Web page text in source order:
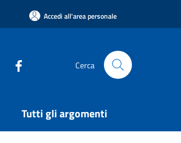
Accedi all'area personale
Cerca
Tutti gli argomenti